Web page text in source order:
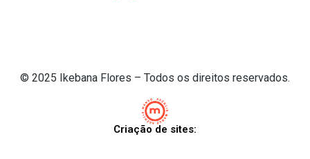
© 2025 Ikebana Flores – Todos os direitos reservados.
Criação de sites: